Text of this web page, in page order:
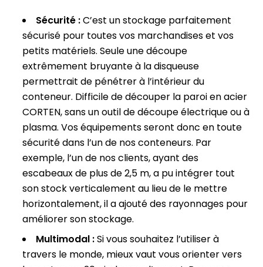
Sécurité :C’est un stockage parfaitement
sécurisé pour toutes vos marchandises et vos
petits matériels. Seule une découpe
extrêmement bruyante à la disqueuse
permettrait de pénétrer à l’intérieur du
conteneur. Difficile de découper la paroi en acier
CORTEN, sans un outil de découpe électrique ou à
plasma. Vos équipements seront donc en toute
sécurité dans l’un de nos conteneurs. Par
exemple, l’un de nos clients, ayant des
escabeaux de plus de 2,5 m, a pu intégrer tout
son stock verticalement au lieu de le mettre
horizontalement, il a ajouté des rayonnages pour
améliorer son stockage.
Multimodal :Si vous souhaitez l’utiliser à
travers le monde, mieux vaut vous orienter vers